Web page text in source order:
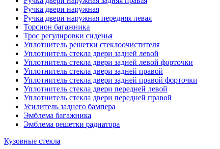
Ручка двери наружная
Ручка двери наружная передняя левая
Торсион багажника
Трос регулировки сиденья
Уплотнитель решетки стеклоочистителя
Уплотнитель стекла двери задней левой
Уплотнитель стекла двери задней левой форточки
Уплотнитель стекла двери задней правой
Уплотнитель стекла двери задней правой форточки
Уплотнитель стекла двери передней левой
Уплотнитель стекла двери передней правой
Усилитель заднего бампера
Эмблема багажника
Эмблема решетки радиатора
Кузовные стекла